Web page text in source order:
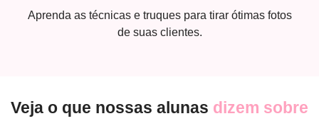
Aprenda as técnicas e truques para tirar ótimas fotos
de suas clientes.
Veja o que nossas alunas dizem sobre